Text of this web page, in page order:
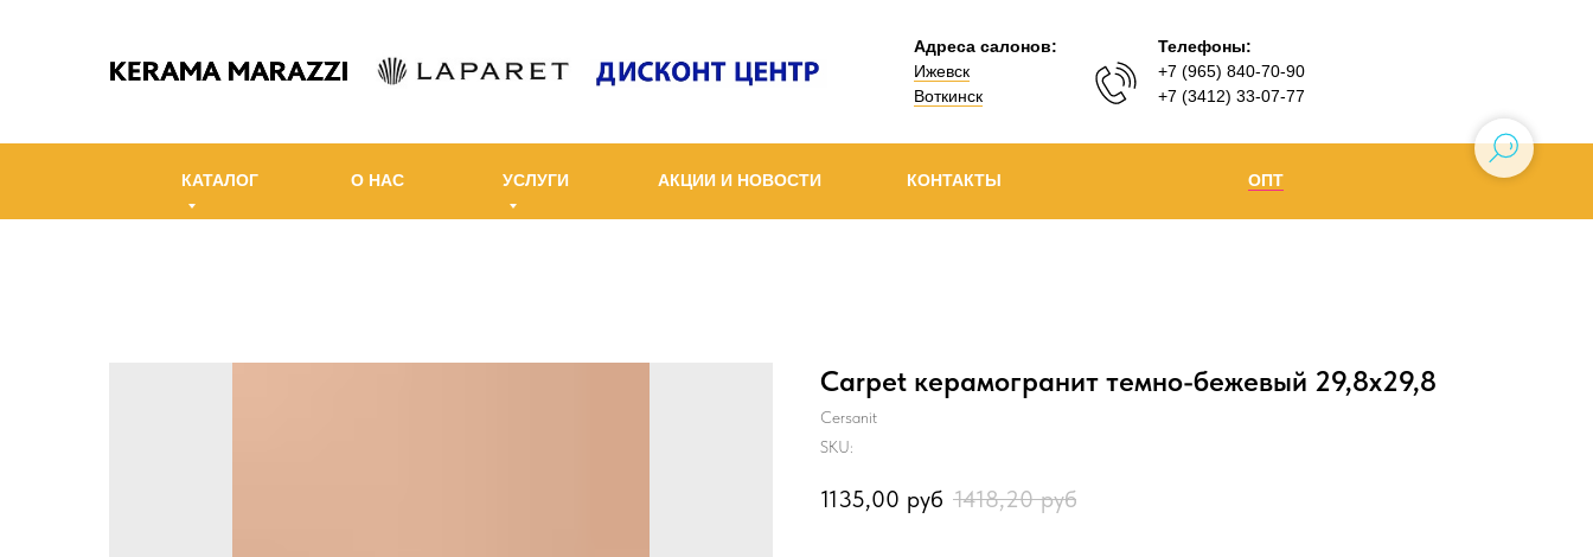
Телефоны:
+7 (965) 840-70-90
+7 (3412) 33-07-77
Адреса салонов:
Ижевск
Воткинск
КАТАЛОГ О НАС УСЛУГИ АКЦИИ И НОВОСТИ ОПТ
КОНТАКТЫ
Carpet керамогранит темно-бежевый 29,8х29,8
Cersanit
SKU:
1135,00 руб 1418,20 руб